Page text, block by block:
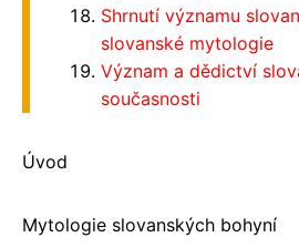
Shrnutí významu
slovanské mytologie
Význam a dědictví
současnosti
Úvod
Mytologie slovanských bohyní